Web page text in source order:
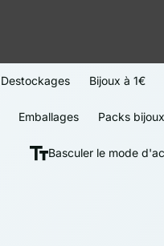
Destockages Bijoux à 1€
Emballages Packs bijoux
Basculer le mode